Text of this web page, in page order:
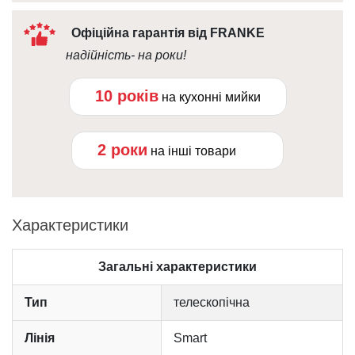
Офіційна гарантія від FRANKE
надійність- на роки!
10 років на кухонні мийки
2 роки на інші товари
Характеристики
Загальні характеристики
Тип телескопічна
Лінія Smart